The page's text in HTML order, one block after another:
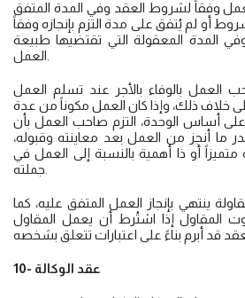
العمل وفقاً لشروط العقد وفي المدة المتفق
أو لم يُتفق على مدة التزم بإنجازه وفقاً
المدة المعقولة التي تقتضيها طبيعة
العمل.
العمل بالوفاء بالأجر عند تسلم العمل
خلاف ذلك، وإذا كان العمل مكوناً من عدة
على أساس الوحدة، التزم صاحب العمل بأن
ما أنجز من العمل بعد معاينته وقبوله،
أو ذا أهمية بالنسبة إلى العمل في
جملته.
ينتهي بإنجاز العمل المتفق عليه، كما
المقاول إذا اشتُرط أن يعمل المقاول